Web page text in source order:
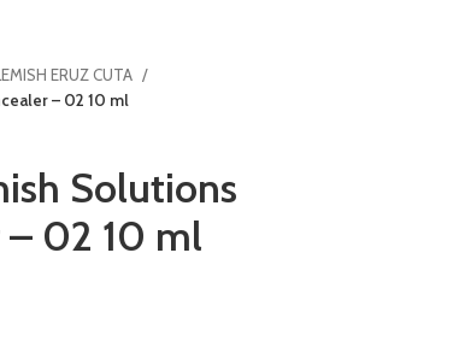
ERUZ CUTA
– 02 10 ml
Solutions
– 02 10 ml